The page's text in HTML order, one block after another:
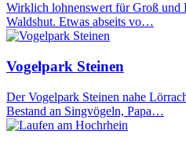
Wirklich lohnenswert für Groß und
Waldshut. Etwas abseits vo…
Vogelpark Steinen
Der Vogelpark Steinen nahe
Bestand an Singvögeln, Papa…